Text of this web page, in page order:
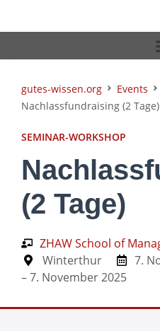
gutes-wissen.org
Events
Nachlassfundraising (2 Tage)
SEMINAR-WORKSHOP
(2 Tage)
ZHAW School of
Winterthur
7.
– 7. November 2025